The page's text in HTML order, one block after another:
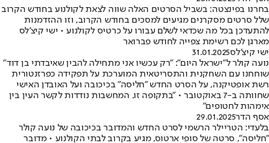
בחרנו בפינצטה: בשביל הסרטים האלה שווה לצאת לקולנוע בחודש הקרוב
שלל סרטים מסקרנים מגיעים למסכים בחודש הקרוב, וזו ההזדמנות
להתעדכן בכל מה שכדאי לשלם עבורו על כרטיס לקולנוע • ישי קיצ'לס
מארגן לכם רשימת צפייה לחודש פברואר
ישי קיצ'לס31.01.2025
נועה קולר ל"ישראל היום": "רק עכשיו אני מתחילה להבין שאיבדתי בן דוד"
שוחחנו עם השחקנית והתסריטאית המוערכת על תפקידה כפרזנטורית
רשת אופטיקנה, על הסרט החדש "חליסה" בכיכובה ועל האובדן האישי
שחוותה ב-7 באוקטובר • "בתקופה זו, המחשבות נודדות לקשר העין בין
אימהות לחטופים"
אסף הדר29.01.2025
בלעדי: הטריילר הרשמי לסרט החדש והמדובר בכיכובה של נועה קולר
"חליסה", סרטה של סופי ארטוס, מגיע בקרוב לבתי הקולנוע • מדובר